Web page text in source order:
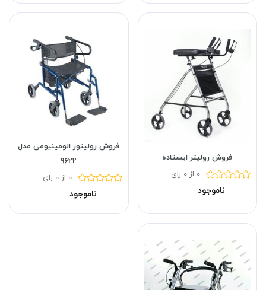
فروش رولیتر ایستاده
0 از 0 رای
ناموجود
فروش رولیتور الومینیومی مدل
9622
0 از 0 رای
ناموجود